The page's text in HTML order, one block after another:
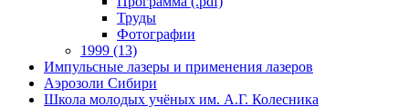
Труды
Фотографии
1999 (13)
Импульсные лазеры и применения лазеров
Аэрозоли Сибири
Школа молодых учёных им. А.Г. Колесника